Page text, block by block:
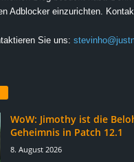
Adblocker einzurichten.
Sie uns:
WoW: Jimothy ist die
Geheimnis in Patch 12.1
8. August 2026